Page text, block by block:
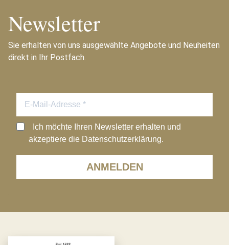
Newsletter
Sie erhalten von uns ausgewählte Angebote und Neuheiten
direkt in Ihr Postfach.
ANMELDEN
Ich möchte Ihren Newsletter erhalten und
akzeptiere die Datenschutzerklärung.